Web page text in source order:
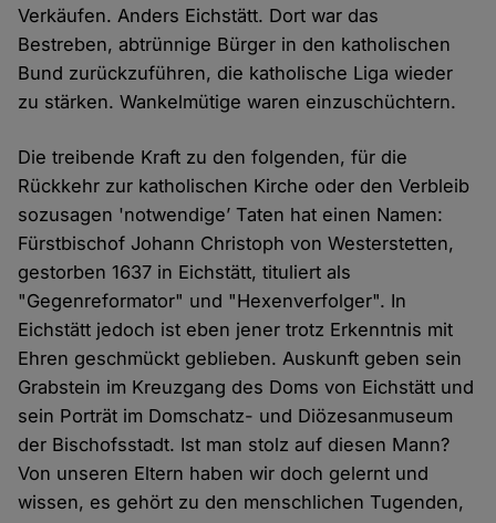
Verkäufen. Anders Eichstätt. Dort war das
Bestreben, abtrünnige Bürger in den katholischen
Bund zurückzuführen, die katholische Liga wieder
zu stärken. Wankelmütige waren einzuschüchtern.
Die treibende Kraft zu den folgenden, für die
Rückkehr zur katholischen Kirche oder den Verbleib
sozusagen 'notwendige’ Taten hat einen Namen:
Fürstbischof Johann Christoph von Westerstetten,
gestorben 1637 in Eichstätt, tituliert als
"Gegenreformator" und "Hexenverfolger". In
Eichstätt jedoch ist eben jener trotz Erkenntnis mit
Ehren geschmückt geblieben. Auskunft geben sein
Grabstein im Kreuzgang des Doms von Eichstätt und
sein Porträt im Domschatz- und Diözesanmuseum
der Bischofsstadt. Ist man stolz auf diesen Mann?
Von unseren Eltern haben wir doch gelernt und
wissen, es gehört zu den menschlichen Tugenden,